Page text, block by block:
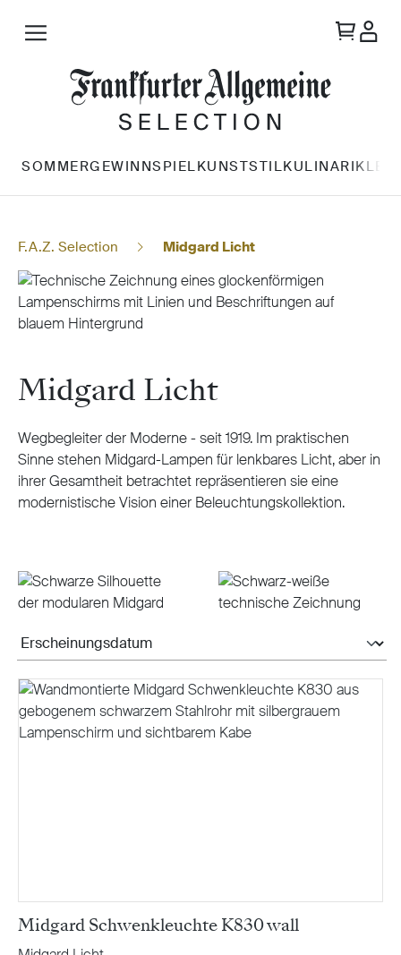
SOMMERGEWINNSPIELKUNSTSTILKULINARIK
F.A.Z. Selection Midgard Licht
Midgard Licht
Wegbegleiter der Moderne - seit 1919. Im praktischen
Sinne stehen Midgard-Lampen für lenkbares Licht, aber in
ihrer Gesamtheit betrachtet repräsentieren sie eine
modernistische Vision einer Beleuchtungskollektion.
Midgard Schwenkleuchte K830 wall